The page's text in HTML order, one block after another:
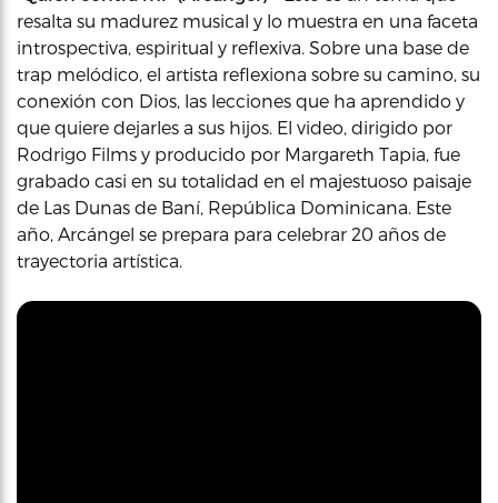
resalta su madurez musical y lo muestra en una faceta
introspectiva, espiritual y reflexiva. Sobre una base de
trap melódico, el artista reflexiona sobre su camino, su
conexión con Dios, las lecciones que ha aprendido y
que quiere dejarles a sus hijos. El video, dirigido por
Rodrigo Films y producido por Margareth Tapia, fue
grabado casi en su totalidad en el majestuoso paisaje
de Las Dunas de Baní, República Dominicana. Este
año, Arcángel se prepara para celebrar 20 años de
trayectoria artística.